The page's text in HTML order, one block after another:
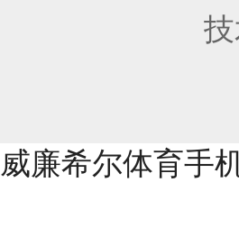
技
威廉希尔体育手